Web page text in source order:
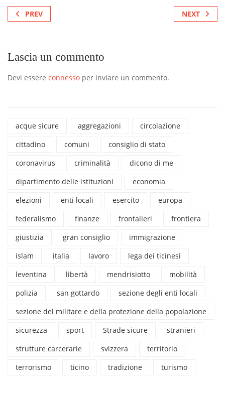
PREV NEXT
Lascia un commento
Devi essere connesso per inviare un commento.
acque sicure aggregazioni
circolazione
cittadino
comuni
consiglio di stato
coronavirus
criminalità
dicono di me
dipartimento delle istituzioni
economia
elezioni
enti locali esercito
europa
federalismo
finanze frontalieri
frontiera
giustizia
gran consiglio
immigrazione
islam
italia lavoro
lega dei ticinesi
leventina
libertà mendrisiotto
mobilità
polizia
san gottardo
sezione degli enti locali
sezione del militare e della protezione della popolazione
sicurezza
sport Strade sicure
stranieri
strutture carcerarie
svizzera
territorio
terrorismo
ticino tradizione turismo